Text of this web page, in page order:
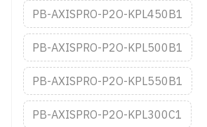
PB-AXISPRO-P2O-KPL450B1
PB-AXISPRO-P2O-KPL500B1
PB-AXISPRO-P2O-KPL550B1
PB-AXISPRO-P2O-KPL300C1